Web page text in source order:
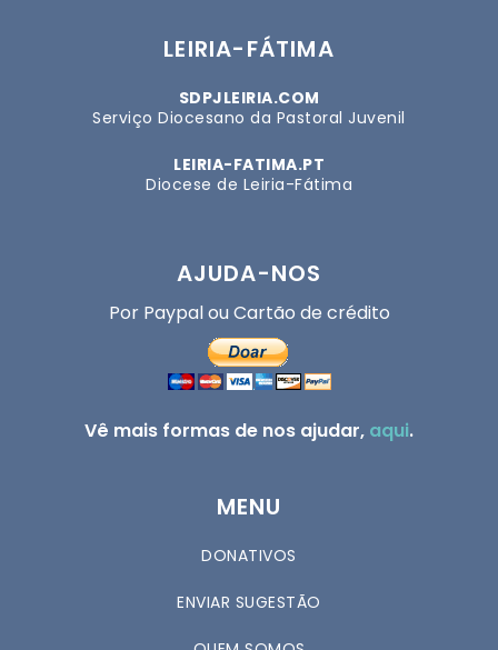
LEIRIA-FÁTIMA
SDPJLEIRIA.COM
Serviço Diocesano da Pastoral Juvenil
LEIRIA-FATIMA.PT
Diocese de Leiria-Fátima
AJUDA-NOS
Por Paypal ou Cartão de crédito
Vê mais formas de nos ajudar, aqui.
MENU
DONATIVOS
ENVIAR SUGESTÃO